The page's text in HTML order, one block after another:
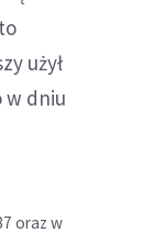
użył
w dniu
oraz w